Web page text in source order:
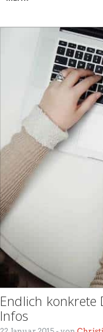
Endlich konkrete
Infos